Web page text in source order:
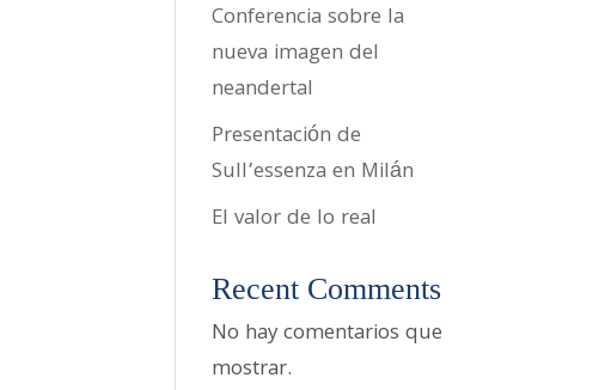
Conferencia sobre la
nueva imagen del
neandertal
Presentación de
Sull’essenza en Milán
El valor de lo real
Recent Comments
No hay comentarios que
mostrar.